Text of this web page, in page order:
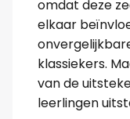
omdat deze
elkaar
klassiekers.
van de
leerlingen